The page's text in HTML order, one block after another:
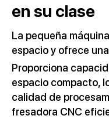
en su clase
La pequeña
espacio y ofrece
Proporciona
espacio compacto,
calidad de
fresadora CNC